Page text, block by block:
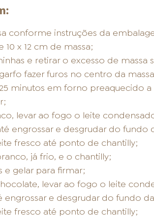
conforme instruções da
x 12 cm de massa;
e retirar o excesso de massa
fazer furos no centro da
minutos em forno preaquecido a
levar ao fogo o leite
engrossar e desgrudar do fundo
fresco até ponto de chantilly;
já frio, e o chantilly;
e gelar para firmar;
levar ao fogo o leite
engrossar e desgrudar do fundo
fresco até ponto de chantilly;